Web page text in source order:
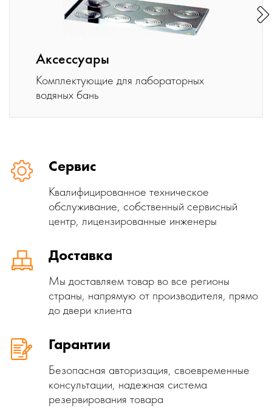
Аксессуары
Комплектующие для лабораторных
водяных бань
Сервис
Квалифицированное техническое
обслуживание, собственный сервисный
центр, лицензированные инженеры
Доставка
Мы доставляем товар во все регионы
страны, напрямую от производителя, прямо
до двери клиента
Гарантии
Безопасная авторизация, своевременные
консультации, надежная система
резервирования товара